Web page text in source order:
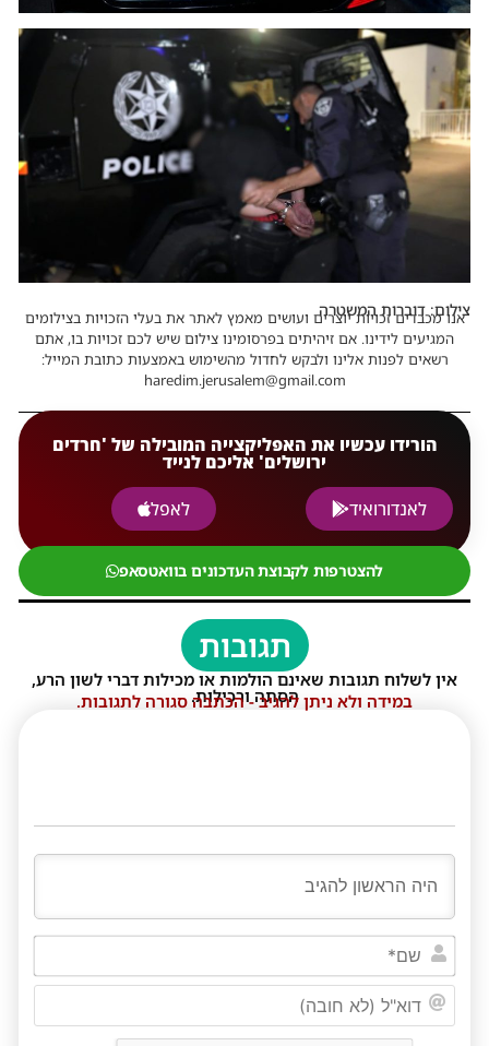
צילום: דוברות המשטרה
אנו מכבדים זכויות יוצרים ועושים מאמץ לאתר את בעלי הזכויות בצילומים
המגיעים לידינו. אם זיהיתים בפרסומינו צילום שיש לכם זכויות בו, אתם
רשאים לפנות אלינו ולבקש לחדול מהשימוש באמצעות כתובת המייל:
haredim.jerusalem@gmail.com
הורידו עכשיו את האפליקצייה המובילה של 'חרדים
ירושלים' אליכם לנייד
לאנדורואיד
לאפל
להצטרפות לקבוצת העדכונים בוואטסאפ
תגובות
אין לשלוח תגובות שאינם הולמות או מכילות דברי לשון הרע,
הסתה ורכילות.
במידה ולא ניתן להגיב - הכתבה סגורה לתגובות.
שם*